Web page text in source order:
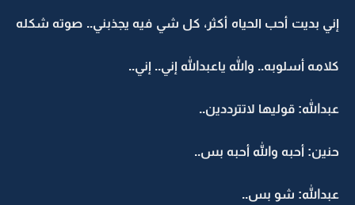
إني بديت أحب الحياه أكثر، كل شي فيه يجذبني.. صوته شكله
كلامه أسلوبه.. والله ياعبدالله إني.. إني..
عبدالله: قوليها لاتترددين..
حنين: أحبه والله أحبه بس..
عبدالله: شو بس..